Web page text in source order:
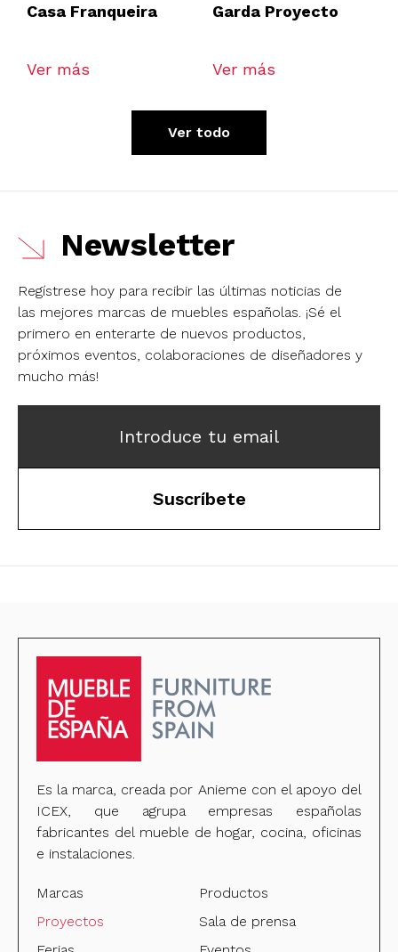
Casa Franqueira
Ver más
Garda Proyecto
Ver más
Ver todo
Newsletter
Regístrese hoy para recibir las últimas noticias de
las mejores marcas de muebles españolas. ¡Sé el
primero en enterarte de nuevos productos,
próximos eventos, colaboraciones de diseñadores y
mucho más!
Introduce tu email
Suscríbete
Es la marca, creada por Anieme con el apoyo del
ICEX, que agrupa empresas españolas
fabricantes del mueble de hogar, cocina, oficinas
e instalaciones.
Marcas
Productos
Proyectos
Sala de prensa